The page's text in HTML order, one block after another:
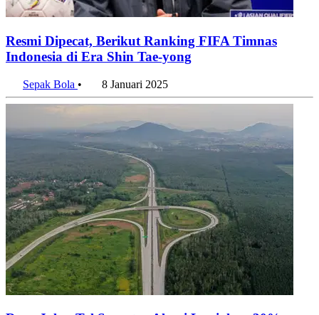
Resmi Dipecat, Berikut Ranking FIFA Timnas
Indonesia di Era Shin Tae-yong
Sepak Bola • 8 Januari 2025